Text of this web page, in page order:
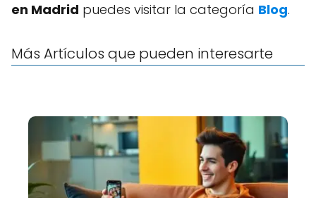
en Madrid puedes visitar la categoría Blog.
Más Artículos que pueden interesarte